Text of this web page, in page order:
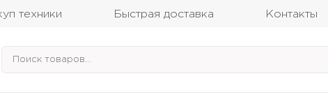
техники Быстрая доставка Контакты